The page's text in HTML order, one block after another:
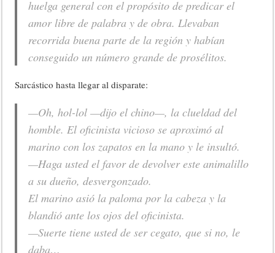
huelga general con el propósito de predicar el
amor libre de palabra y de obra. Llevaban
recorrida buena parte de la región y habían
conseguido un número grande de prosélitos.
Sarcástico hasta llegar al disparate:
—Oh, hol-lol —dijo el chino—, la clueldad del
homble. El oficinista vicioso se aproximó al
marino con los zapatos en la mano y le insultó.
—Haga usted el favor de devolver este animalillo
a su dueño, desvergonzado.
El marino asió la paloma por la cabeza y la
blandió ante los ojos del oficinista.
—Suerte tiene usted de ser cegato, que si no, le
daba…